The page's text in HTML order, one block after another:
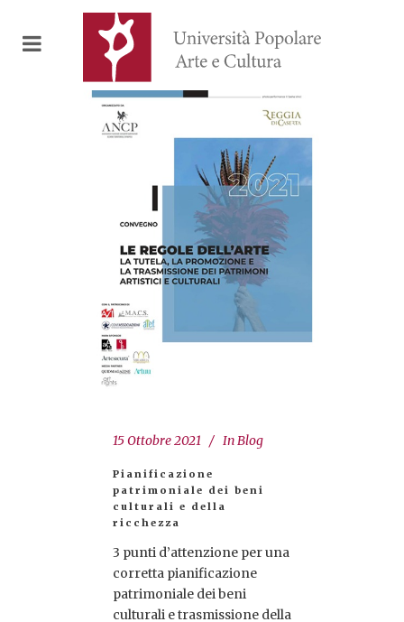
15 Ottobre 2021 InBlog
Pianificazione
patrimoniale dei beni
culturali e della
ricchezza
3 punti d’attenzione per una
corretta pianificazione
patrimoniale dei beni
culturali e trasmissione della